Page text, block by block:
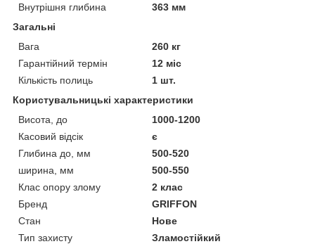
Внутрішня глибина
363 мм
Загальні
Вага
260 кг
Гарантійний термін
12 міс
Кількість полиць
1 шт.
Користувальницькі характеристики
Висота, до
1000-1200
Касовий відсік
є
Глибина до, мм
500-520
ширина, мм
500-550
Клас опору злому
2 клас
Бренд
GRIFFON
Стан
Нове
Тип захисту
Зламостійкий